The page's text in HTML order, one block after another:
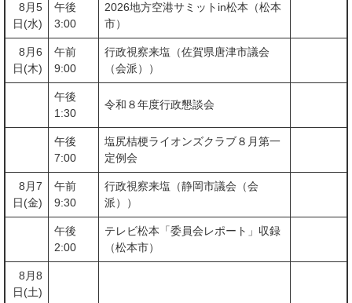
8月5
日(水)
午後
3:00
2026地方空港サミットin松本（松本
市）
8月6
日(木)
午前
9:00
行政視察来塩（佐賀県唐津市議会
（会派））
午後
1:30
令和８年度行政懇談会
午後
7:00
塩尻桔梗ライオンズクラブ８月第一
定例会
8月7
日(金)
午前
9:30
行政視察来塩（静岡市議会（会
派））
午後
2:00
テレビ松本「委員会レポート」収録
（松本市）
8月8
日(土)